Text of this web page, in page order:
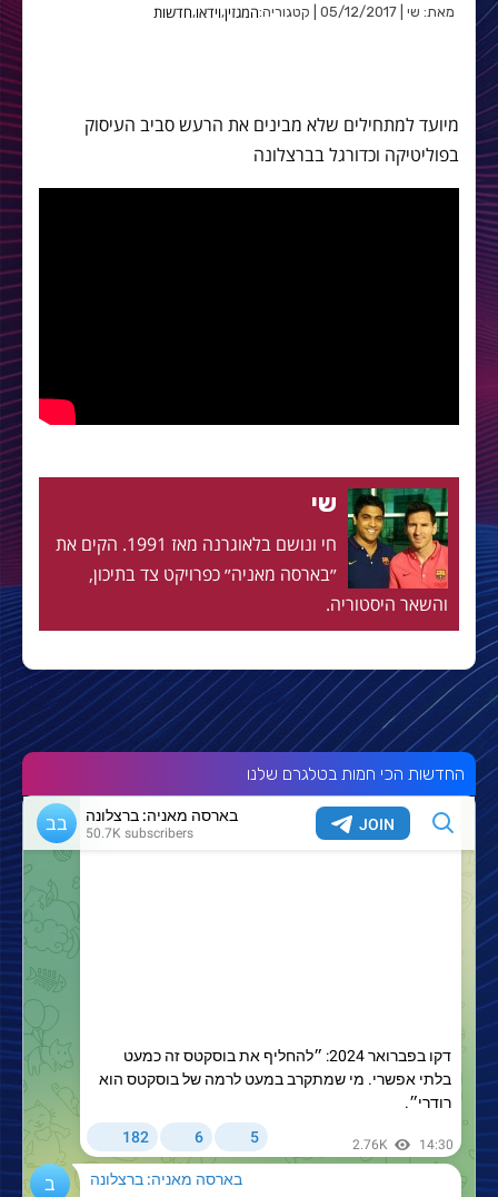
מאת: שי | 05/12/2017 | קטגוריה: המגזין,וידאו,חדשות
מיועד למתחילים שלא מבינים את הרעש סביב העיסוק
בפוליטיקה וכדורגל בברצלונה
שי
חי ונושם בלאוגרנה מאז 1991. הקים את
״בארסה מאניה״ כפרויקט צד בתיכון,
והשאר היסטוריה.
החדשות הכי חמות בטלגרם שלנו